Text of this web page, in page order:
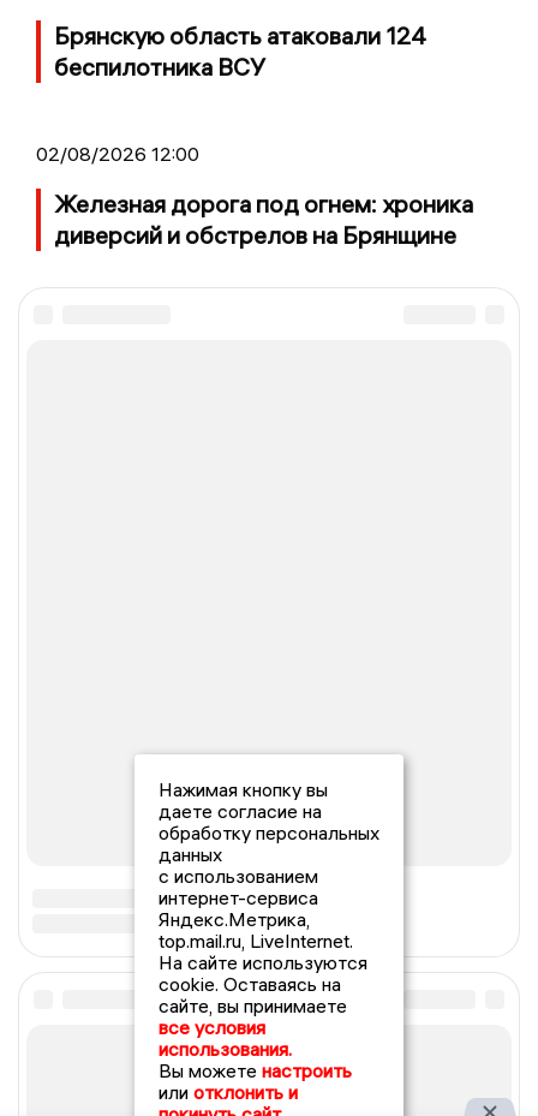
Брянскую область атаковали 124
беспилотника ВСУ
02/08/2026 12:00
Железная дорога под огнем: хроника
диверсий и обстрелов на Брянщине
Нажимая кнопку вы
даете согласие на
обработку персональных
данных
с использованием
интернет-сервиса
Яндекс.Метрика,
top.mail.ru, LiveInternet.
На сайте используются
cookie. Оставаясь на
сайте, вы принимаете
все условия
использования.
Вы можете настроить
или отклонить и